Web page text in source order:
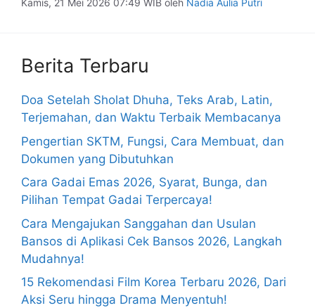
Kamis, 21 Mei 2026 07:49 WIB oleh Nadia Aulia Putri
Berita Terbaru
Doa Setelah Sholat Dhuha, Teks Arab, Latin,
Terjemahan, dan Waktu Terbaik Membacanya
Pengertian SKTM, Fungsi, Cara Membuat, dan
Dokumen yang Dibutuhkan
Cara Gadai Emas 2026, Syarat, Bunga, dan
Pilihan Tempat Gadai Terpercaya!
Cara Mengajukan Sanggahan dan Usulan
Bansos di Aplikasi Cek Bansos 2026, Langkah
Mudahnya!
15 Rekomendasi Film Korea Terbaru 2026, Dari
Aksi Seru hingga Drama Menyentuh!